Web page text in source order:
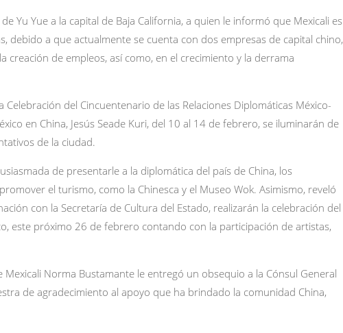
Yu Yue a la capital de Baja California, a quien le informó que Mexicali es
debido a que actualmente se cuenta con dos empresas de capital chino,
creación de empleos, así como, en el crecimiento y la derrama
del Cincuentenario de las Relaciones Diplomáticas México-
en China, Jesús Seade Kuri, del 10 al 14 de febrero, se iluminarán de
de la ciudad.
de presentarle a la diplomática del país de China, los
el turismo, como la Chinesca y el Museo Wok. Asimismo, reveló
con la Secretaría de Cultura del Estado, realizarán la celebración del
este próximo 26 de febrero contando con la participación de artistas,
Mexicali Norma Bustamante le entregó un obsequio a la Cónsul General
de agradecimiento al apoyo que ha brindado la comunidad China,